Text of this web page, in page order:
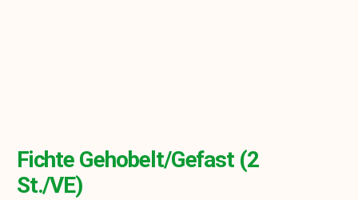
Fichte Gehobelt/gefast (2
St./VE)